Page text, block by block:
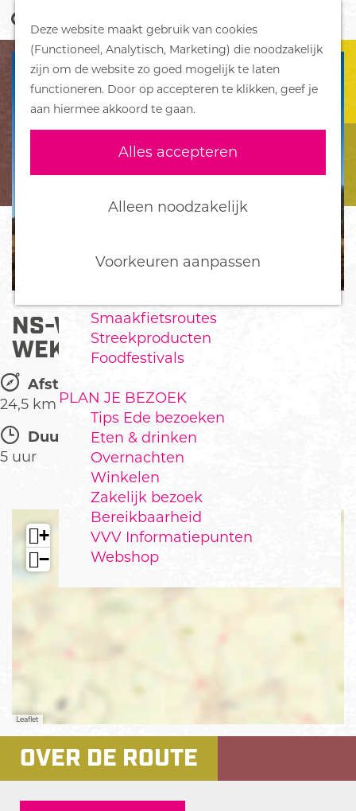
Deze website maakt gebruik van cookies
(Functioneel, Analytisch, Marketing) die noodzakelijk
zijn om de website zo goed mogelijk te laten
functioneren. Door op accepteren te klikken, geef je
aan hiermee akkoord te gaan.
Alles accepteren
Alleen noodzakelijk
Voorkeuren aanpassen
G
o
m
e
p
a
g
e
o
e
k
e
n
M
e
n
u
DORPEN
Bennekom
De Klomp
Deelen
Ederveen
Harskamp
Hoenderloo
Wekerom
Smaakfietsroutes
Streekproducten
Foodfestivals
PLAN JE BEZOEK
Tips Ede bezoeken
Eten & drinken
Overnachten
Winkelen
Zakelijk bezoek
Bereikbaarheid
VVV Informatiepunten
Webshop
NS-WANDELING
WEKEROMSE ZAND
Afstand:
24,5 km
Duur:
5 uur
+
−
Leaflet
OVER DE ROUTE